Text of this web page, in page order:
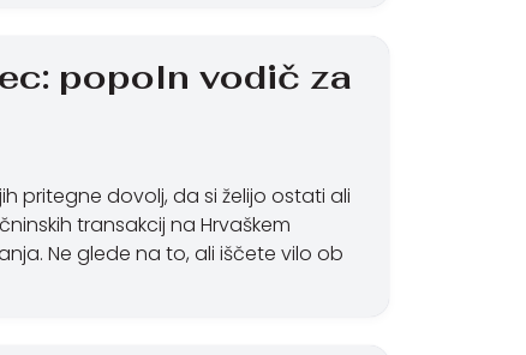
popoln vodič za
pritegne dovolj, da si želijo ostati ali
transakcij na Hrvaškem
Ne glede na to, ali iščete vilo ob